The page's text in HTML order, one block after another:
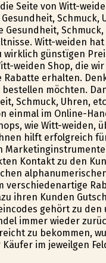
Seite von Witt-
Schmuck,
Schmuck,
Witt-weiden
günstïgen
weiden Shop, die wir
erhalten.
möchten.
Schmuck, Uhren,
einmal im Online-
wie Witt-weiden,
hilft erfolgreich
Kontakt zu den
ihren Kunden
gehört zu den
immer wieder
zu bekommen,
im jeweilgen